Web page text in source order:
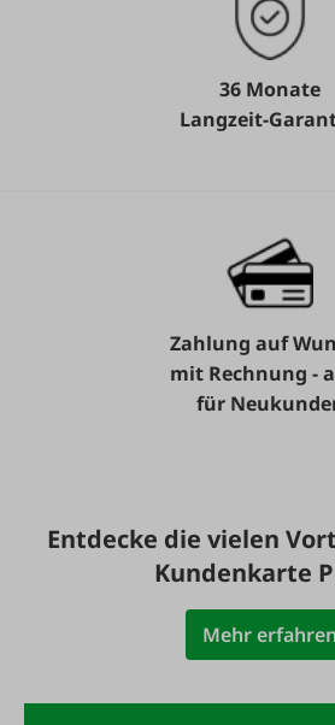
36 Monate
Langzeit-
Zahlung auf
mit Rechnung -
für
Entdecke die vielen
Kundenkarte
Mehr erfahren